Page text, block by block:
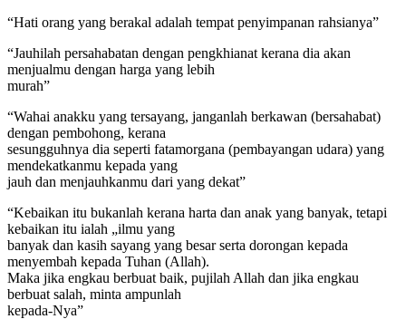
“Hati orang yang berakal adalah tempat penyimpanan rahsianya”
“Jauhilah persahabatan dengan pengkhianat kerana dia akan
menjualmu dengan harga yang lebih
murah”
“Wahai anakku yang tersayang, janganlah berkawan (bersahabat)
dengan pembohong, kerana
sesungguhnya dia seperti fatamorgana (pembayangan udara) yang
mendekatkanmu kepada yang
jauh dan menjauhkanmu dari yang dekat”
“Kebaikan itu bukanlah kerana harta dan anak yang banyak, tetapi
kebaikan itu ialah „ilmu yang
banyak dan kasih sayang yang besar serta dorongan kepada
menyembah kepada Tuhan (Allah).
Maka jika engkau berbuat baik, pujilah Allah dan jika engkau
berbuat salah, minta ampunlah
kepada-Nya”